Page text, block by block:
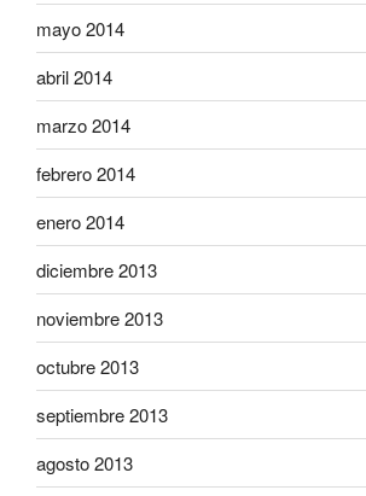
mayo 2014
abril 2014
marzo 2014
febrero 2014
enero 2014
diciembre 2013
noviembre 2013
octubre 2013
septiembre 2013
agosto 2013